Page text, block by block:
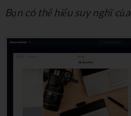
Bạn có thể hiểu suy nghĩ